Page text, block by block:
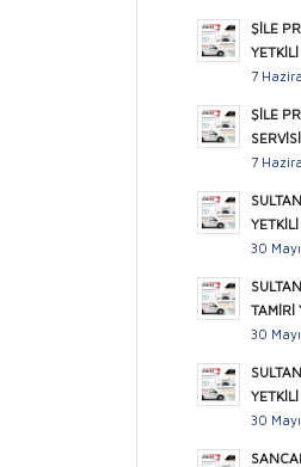
ŞİLE
7
ŞİLE
SERVİSİ
7
30
TAMİRİ
30
30